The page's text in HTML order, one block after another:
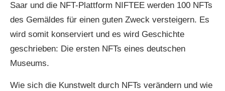
Saar und die NFT-Plattform NIFTEE werden 100 NFTs
des Gemäldes für einen guten Zweck versteigern. Es
wird somit konserviert und es wird Geschichte
geschrieben: Die ersten NFTs eines deutschen
Museums.
Wie sich die Kunstwelt durch NFTs verändern und wie